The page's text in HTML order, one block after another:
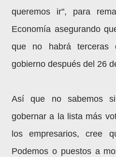
queremos ir", para
Economía asegurando
que no habrá terceras
gobierno después del 26
Así que no sabemos
gobernar a la lista más
los empresarios, cree
Podemos o puestos a